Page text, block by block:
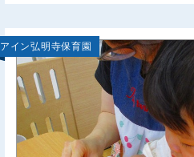
アイン弘明寺保育園